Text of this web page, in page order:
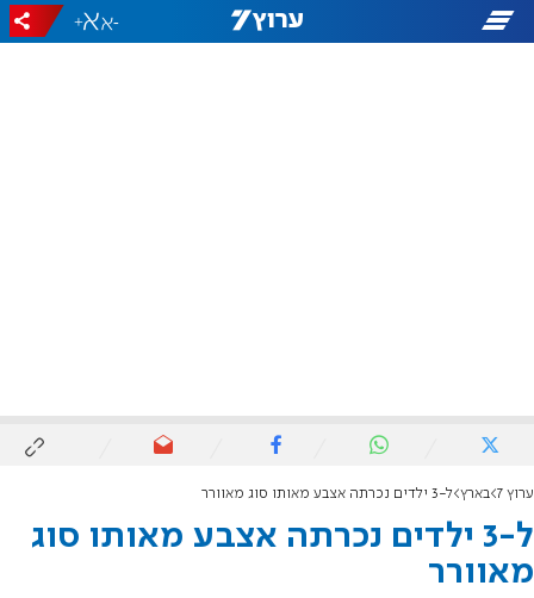
-
+
ערוץ 7 בארץ ל-3 ילדים נכרתה אצבע מאותו סוג מאוורר
ל-3 ילדים נכרתה אצבע מאותו סוג
מאוורר